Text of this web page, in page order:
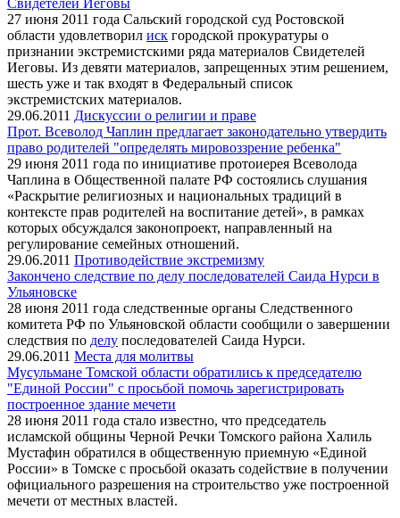
27 июня 2011 года Сальский городской суд Ростовской
области удовлетворил иск городской прокуратуры о
признании экстремистскими ряда материалов Свидетелей
Иеговы. Из девяти материалов, запрещенных этим решением,
шесть уже и так входят в Федеральный список
экстремистских материалов.
29.06.2011 Дискуссии о религии и праве
Прот. Всеволод Чаплин предлагает законодательно утвердить
право родителей "определять мировоззрение ребенка"
29 июня 2011 года по инициативе протоиерея Всеволода
Чаплина в Общественной палате РФ состоялись слушания
«Раскрытие религиозных и национальных традиций в
контексте прав родителей на воспитание детей», в рамках
которых обсуждался законопроект, направленный на
регулирование семейных отношений.
29.06.2011 Противодействие экстремизму
Закончено следствие по делу последователей Саида Нурси в
Ульяновске
28 июня 2011 года следственные органы Следственного
комитета РФ по Ульяновской области сообщили о завершении
следствия по делу последователей Саида Нурси.
29.06.2011 Места для молитвы
Мусульмане Томской области обратились к председателю
"Единой России" с просьбой помочь зарегистрировать
построенное здание мечети
28 июня 2011 года стало известно, что председатель
исламской общины Черной Речки Томского района Халиль
Мустафин обратился в общественную приемную «Единой
России» в Томске с просьбой оказать содействие в получении
официального разрешения на строительство уже построенной
мечети от местных властей.